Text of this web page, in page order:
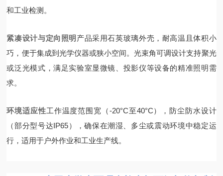
和工业检测。
紧凑设计与定向照明 产品采用石英玻璃外壳，耐高温且体积小
巧，便于集成到光学仪器或狭小空间。光束角可调设计支持聚光
或泛光模式，满足实验室显微镜、投影仪等设备的精准照明需
求。
环境适应性工作温度范围宽（-20°C至40°C），防尘防水设计
（部分型号达IP65），确保在潮湿、多尘或震动环境中稳定运
行，适用于户外作业和工业生产线。